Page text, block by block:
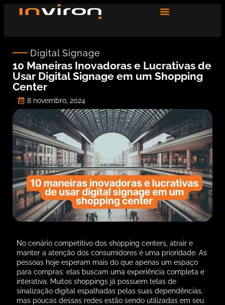
Digital Signage
10 Maneiras Inovadoras e Lucrativas de
Usar Digital Signage em um Shopping
Center
8 novembro, 2024
No cenário competitivo dos shopping centers, atrair e
manter a atenção dos consumidores é uma prioridade. As
pessoas hoje esperam mais do que apenas um espaço
para compras: elas buscam uma experiência completa e
interativa. Muitos shoppings já possuem telas de
sinalização digital espalhadas pelas suas dependências,
mas poucas dessas redes estão sendo utilizadas em seu